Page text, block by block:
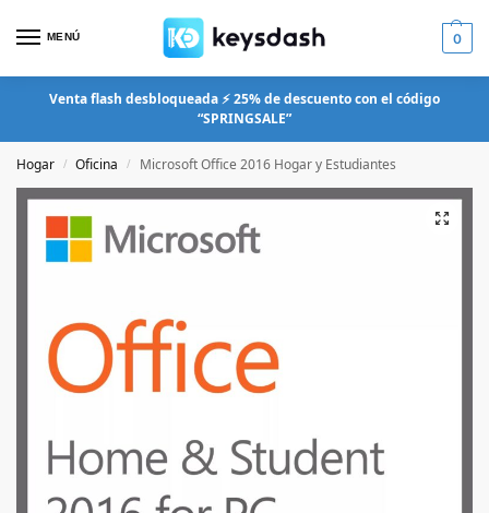
MENÚ 0
Venta flash desbloqueada ⚡ 25% de descuento con el código
“SPRINGSALE”
Hogar / Oficina / Microsoft Office 2016 Hogar y Estudiantes